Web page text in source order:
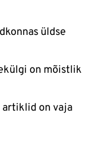
üldse
on mõistlik
artiklid on vaja